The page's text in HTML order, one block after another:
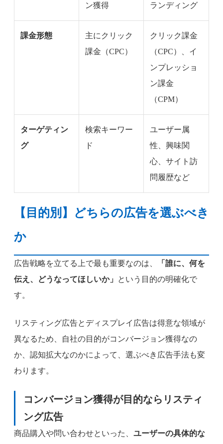
ン獲得
ランディング
課金形態
主にクリック
課金（CPC）
クリック課金
（CPC）、イ
ンプレッショ
ン課金
（CPM）
ターゲティン
グ
検索キーワー
ド
ユーザー属
性、興味関
心、サイト訪
問履歴など
【目的別】どちらの広告を選ぶべき
か
広告戦略を立てる上で最も重要なのは、
「誰に、何を
伝え、どうなってほしいか」
という目的の明確化で
す。
リスティング広告とディスプレイ広告は得意な領域が
異なるため、自社の目的がコンバージョン獲得なの
か、認知拡大なのかによって、選ぶべき広告手法も変
わります。
コンバージョン獲得が目的ならリスティ
ング広告
商品購入や問い合わせといった、 ユーザーの具体的な